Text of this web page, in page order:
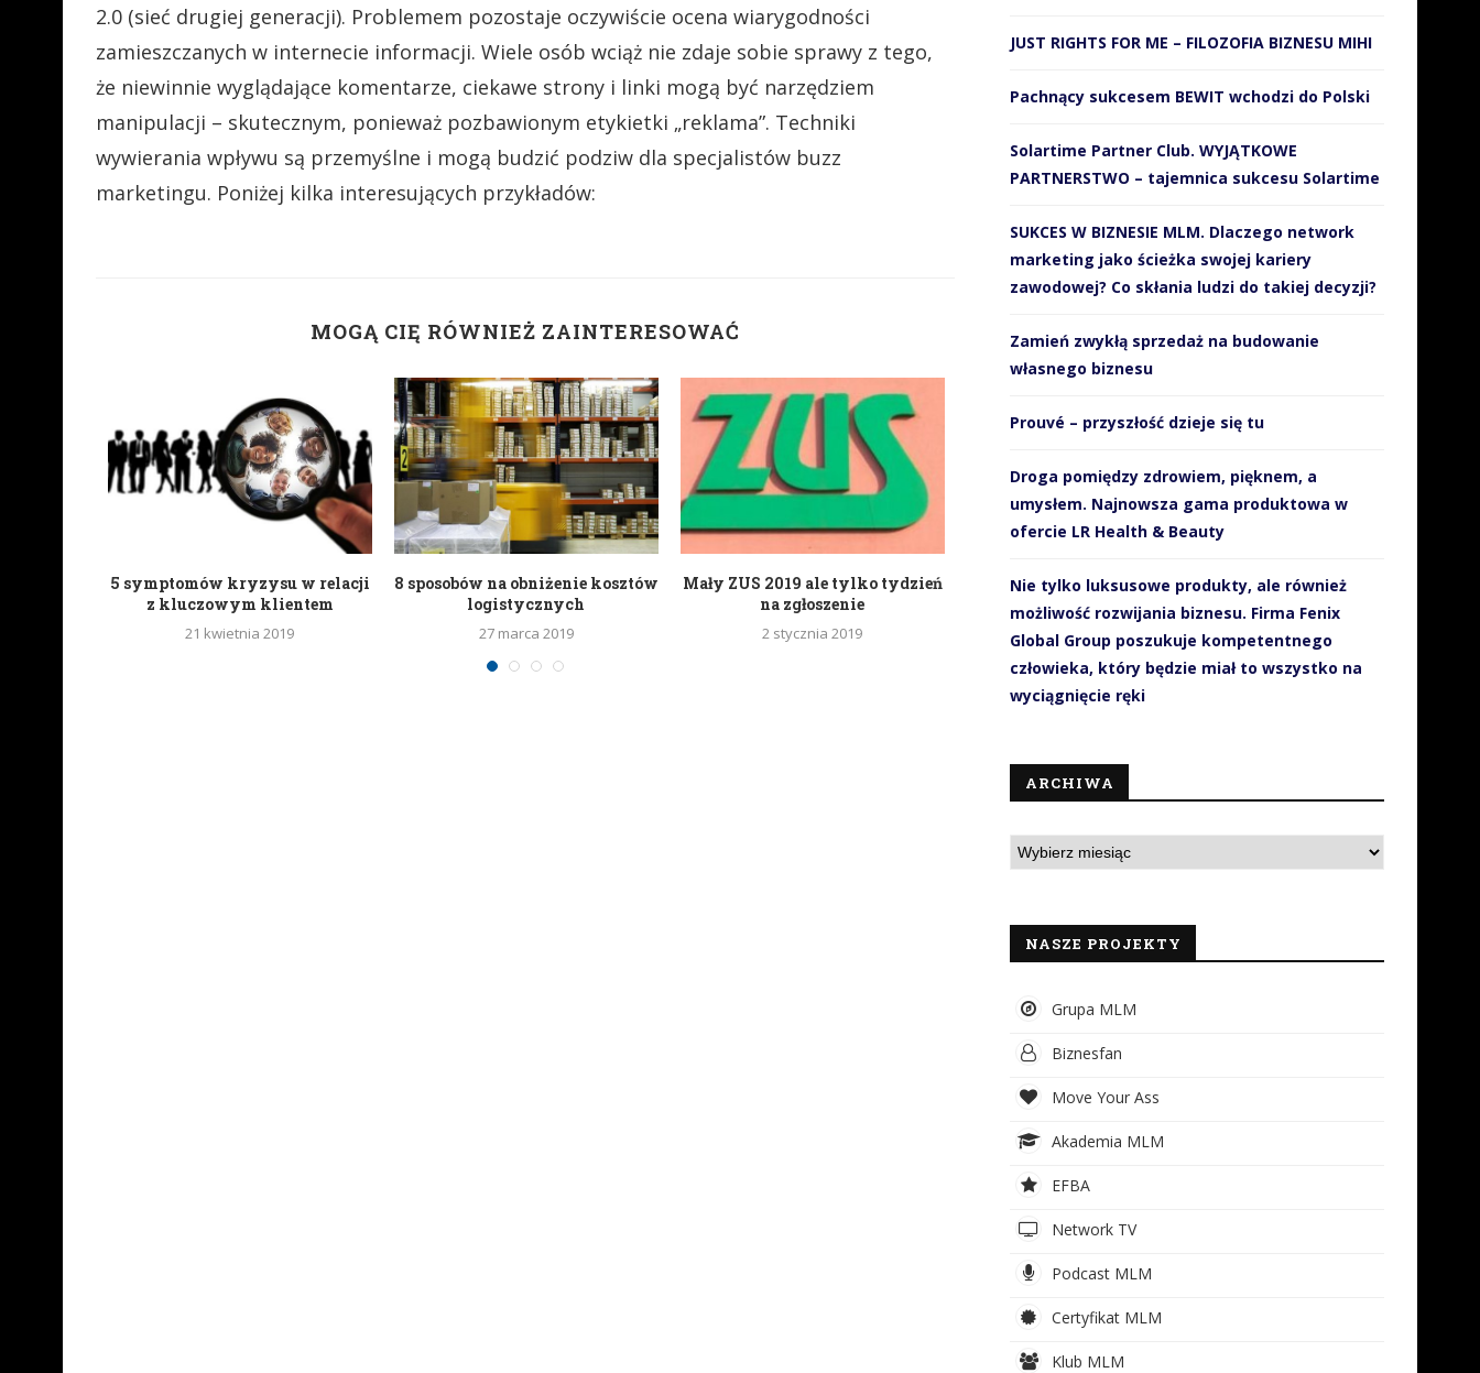
2.0 (sieć drugiej generacji). Problemem pozostaje oczywiście ocena wiarygodności
zamieszczanych w internecie informacji. Wiele osób wciąż nie zdaje sobie sprawy z tego,
że niewinnie wyglądające komentarze, ciekawe strony i linki mogą być narzędziem
manipulacji – skutecznym, ponieważ pozbawionym etykietki „reklama”. Techniki
wywierania wpływu są przemyślne i mogą budzić podziw dla specjalistów buzz
marketingu. Poniżej kilka interesujących przykładów:
MOGĄ CIĘ RÓWNIEŻ ZAINTERESOWAĆ
5 symptomów kryzysu w relacji
z kluczowym klientem
21 kwietnia 2019
8 sposobów na obniżenie kosztów
logistycznych
27 marca 2019
Mały ZUS 2019 ale tylko tydzień
na zgłoszenie
2 stycznia 2019
Szkoły zawodowe i techniczne
za pan brat z...
3 grudnia 2018
Klienci chcą być
traktowani, ale…
26 października 2018
JUST RIGHTS FOR ME – FILOZOFIA BIZNESU MIHI
Pachnący sukcesem BEWIT wchodzi do Polski
Solartime Partner Club. WYJĄTKOWE
PARTNERSTWO – tajemnica sukcesu Solartime
SUKCES W BIZNESIE MLM. Dlaczego network
marketing jako ścieżka swojej kariery
zawodowej? Co skłania ludzi do takiej decyzji?
Zamień zwykłą sprzedaż na budowanie
własnego biznesu
Prouvé – przyszłość dzieje się tu
Droga pomiędzy zdrowiem, pięknem, a
umysłem. Najnowsza gama produktowa w
ofercie LR Health & Beauty
Nie tylko luksusowe produkty, ale również
możliwość rozwijania biznesu. Firma Fenix
Global Group poszukuje kompetentnego
człowieka, który będzie miał to wszystko na
wyciągnięcie ręki
ARCHIWA
NASZE PROJEKTY
Grupa MLM
Biznesfan
Move Your Ass
Akademia MLM
EFBA
Network TV
Podcast MLM
Certyfikat MLM
Klub MLM